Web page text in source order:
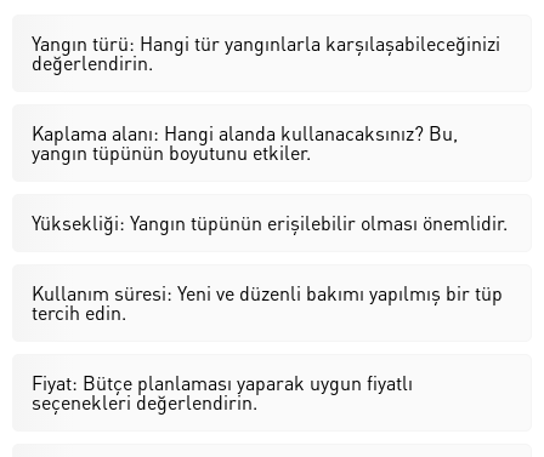
Yangın türü: Hangi tür yangınlarla karşılaşabileceğinizi
değerlendirin.
Kaplama alanı: Hangi alanda kullanacaksınız? Bu,
yangın tüpünün boyutunu etkiler.
Yüksekliği: Yangın tüpünün erişilebilir olması önemlidir.
Kullanım süresi: Yeni ve düzenli bakımı yapılmış bir tüp
tercih edin.
Fiyat: Bütçe planlaması yaparak uygun fiyatlı
seçenekleri değerlendirin.